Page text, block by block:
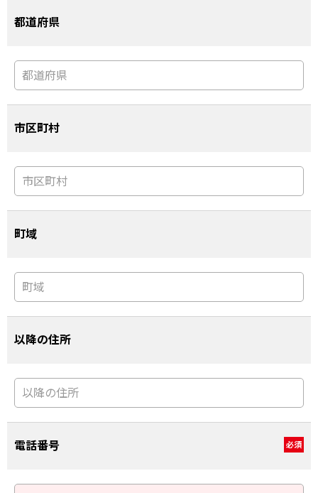
都道府県
市区町村
町域
以降の住所
電話番号 必須